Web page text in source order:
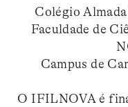
Colégio
Faculdade de
Campus de
O IFILNOVA é